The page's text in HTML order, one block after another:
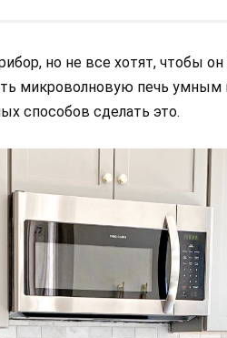
но не все хотят, чтобы
микроволновую печь
способов сделать это.